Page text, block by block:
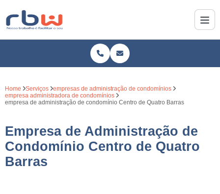
Home Serviços
empresas de administração de condomínios
empresa administradora de condomínios
empresa de administração de condomínio Centro de Quatro Barras
Empresa de Administração de
Condomínio Centro de Quatro
Barras